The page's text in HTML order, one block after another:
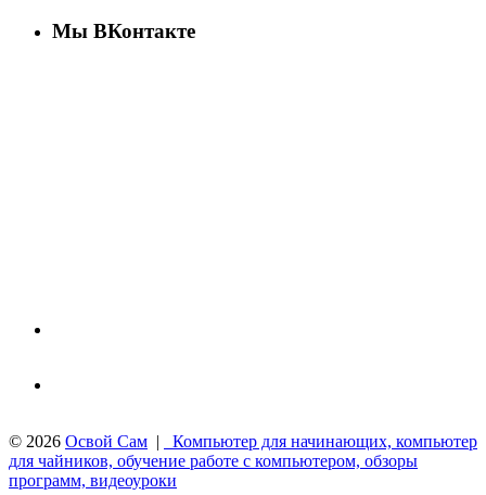
Мы ВКонтакте
© 2026 Освой Сам |
Компьютер для начинающих, компьютер
для чайников, обучение работе с компьютером, обзоры
программ, видеоуроки